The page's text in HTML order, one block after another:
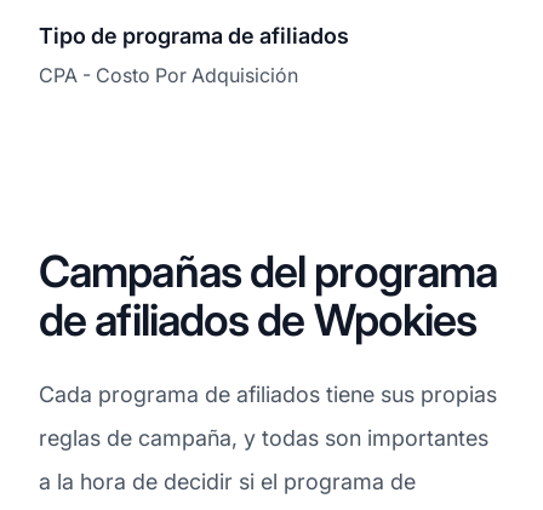
Tipo de programa de afiliados
CPA - Costo Por Adquisición
Campañas del programa
de afiliados de Wpokies
Cada programa de afiliados tiene sus propias
reglas de campaña, y todas son importantes
a la hora de decidir si el programa de